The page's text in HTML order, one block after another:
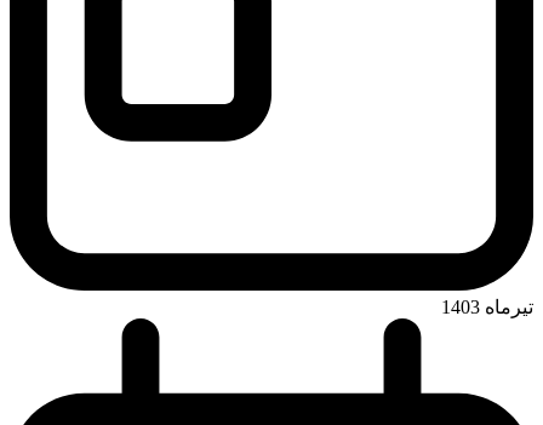
تیرماه 1403